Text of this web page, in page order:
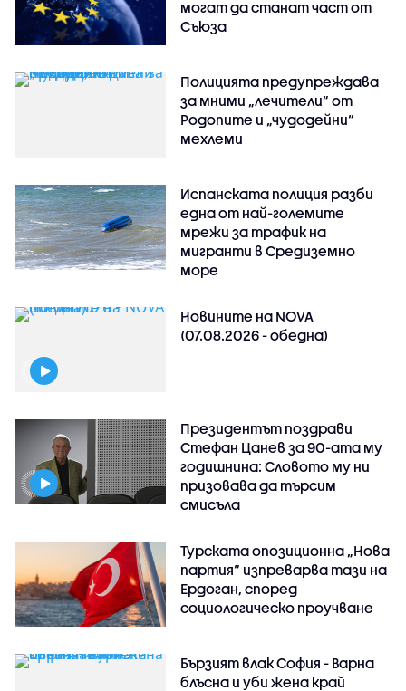
могат да станат част от
Съюза
Полицията предупреждава
за мними „лечители“ от
Родопите и „чудодейни“
мехлеми
Испанската полиция разби
една от най-големите
мрежи за трафик на
мигранти в Средиземно
море
Новините на NOVA
(07.08.2026 - обедна)
Президентът поздрави
Стефан Цанев за 90-ата му
годишнина: Словото му ни
призовава да търсим
смисъла
Турската опозиционна „Нова
партия“ изпреварва тази на
Ердоган, според
социологическо проучване
Бързият влак София - Варна
блъсна и уби жена край